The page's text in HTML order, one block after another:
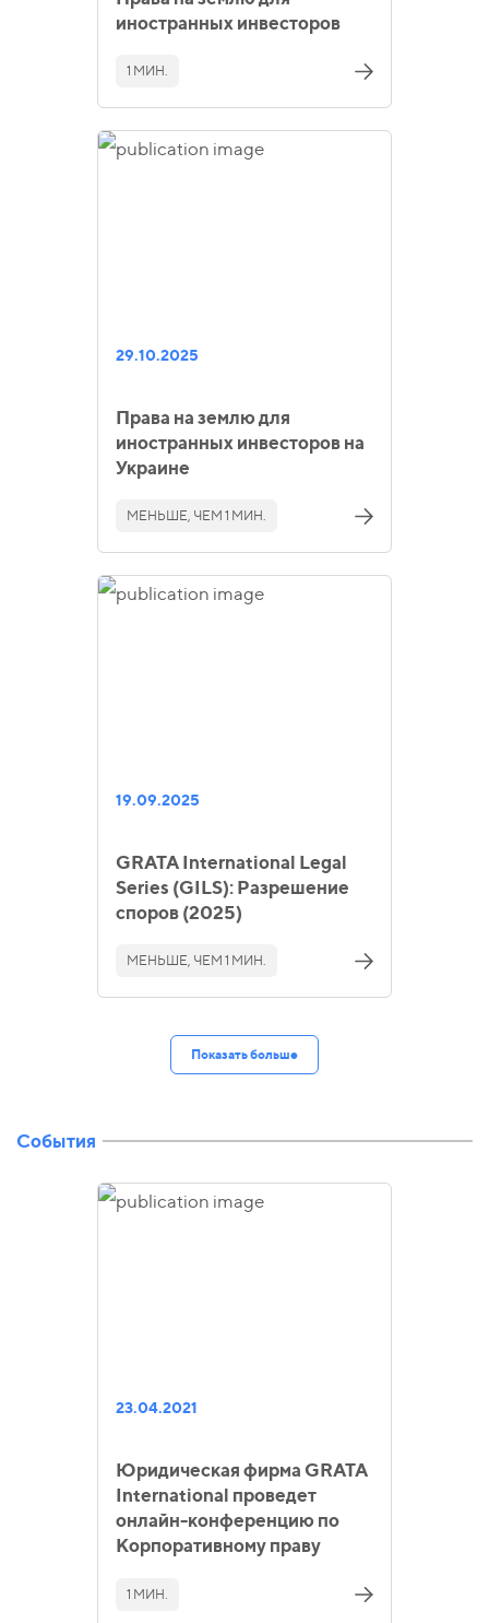
иностранных инвесторов
1 МИН.
29.10.2025
Права на землю для
иностранных инвесторов на
Украине
МЕНЬШЕ, ЧЕМ 1 МИН.
19.09.2025
GRATA International Legal
Series (GILS): Разрешение
споров (2025)
МЕНЬШЕ, ЧЕМ 1 МИН.
Показать больше
События
23.04.2021
Юридическая фирма GRATA
International проведет
онлайн-конференцию по
Корпоративному праву
1 МИН.